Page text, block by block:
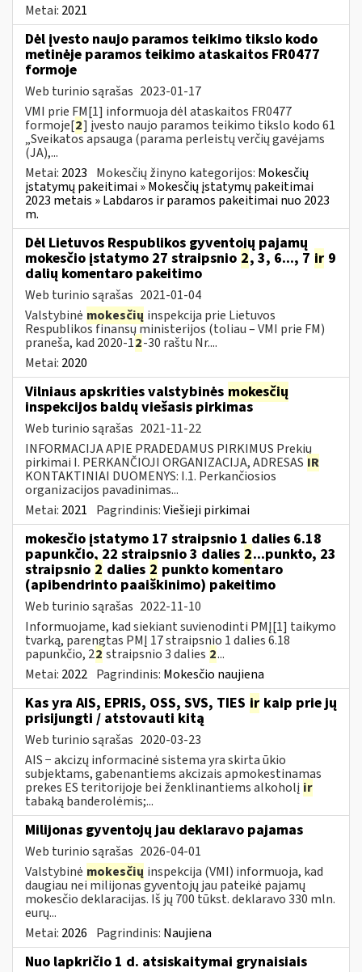
Metai: 2021
Dėl įvesto naujo paramos teikimo tikslo kodo
metinėje paramos teikimo ataskaitos FR0477
formoje
Web turinio sąrašas 2023-01-17
VMI prie FM[1] informuoja dėl ataskaitos FR0477
formoje[2] įvesto naujo paramos teikimo tikslo kodo 61
„Sveikatos apsauga (parama perleistų verčių gavėjams
(JA),...
Metai: 2023 Mokesčių žinyno kategorijos: Mokesčių
įstatymų pakeitimai » Mokesčių įstatymų pakeitimai
2023 metais » Labdaros ir paramos pakeitimai nuo 2023
m.
Dėl Lietuvos Respublikos gyventojų pajamų
mokesčio įstatymo 27 straipsnio 2, 3, 6..., 7 ir 9
dalių komentaro pakeitimo
Web turinio sąrašas 2021-01-04
Valstybinė mokesčių inspekcija prie Lietuvos
Respublikos finansų ministerijos (toliau – VMI prie FM)
praneša, kad 2020-12-30 raštu Nr....
Metai: 2020
Vilniaus apskrities valstybinės mokesčių
inspekcijos baldų viešasis pirkimas
Web turinio sąrašas 2021-11-22
INFORMACIJA APIE PRADEDAMUS PIRKIMUS Prekių
pirkimai I. PERKANČIOJI ORGANIZACIJA, ADRESAS IR
KONTAKTINIAI DUOMENYS: I.1. Perkančiosios
organizacijos pavadinimas...
Metai: 2021 Pagrindinis:Viešieji pirkimai
mokesčio įstatymo 17 straipsnio 1 dalies 6.18
papunkčio, 22 straipsnio 3 dalies 2...punkto, 23
straipsnio 2 dalies 2 punkto komentaro
(apibendrinto paaiškinimo) pakeitimo
Web turinio sąrašas 2022-11-10
Informuojame, kad siekiant suvienodinti PMĮ[1] taikymo
tvarką, parengtas PMĮ 17 straipsnio 1 dalies 6.18
papunkčio, 22 straipsnio 3 dalies 2...
Metai: 2022 Pagrindinis: Mokesčio naujiena
Kas yra AIS, EPRIS, OSS, SVS, TIES ir kaip prie jų
prisijungti / atstovauti kitą
Web turinio sąrašas 2020-03-23
AIS − akcizų informacinė sistema yra skirta ūkio
subjektams, gabenantiems akcizais apmokestinamas
prekes ES teritorijoje bei ženklinantiems alkoholį ir
tabaką banderolėmis;...
Milijonas gyventojų jau deklaravo pajamas
Web turinio sąrašas 2026-04-01
Valstybinė mokesčių inspekcija (VMI) informuoja, kad
daugiau nei milijonas gyventojų jau pateikė pajamų
mokesčio deklaracijas. Iš jų 700 tūkst. deklaravo 330 mln.
eurų...
Metai: 2026 Pagrindinis: Naujiena
Nuo lapkričio 1 d. atsiskaitymai grynaisiais